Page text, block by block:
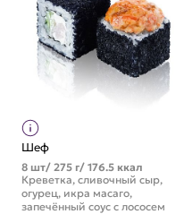
Шеф
8 шт/ 275 г/ 176.5 ккал
Креветка, сливочный сыр,
огурец, икра масаго,
запечённый соус с лососем